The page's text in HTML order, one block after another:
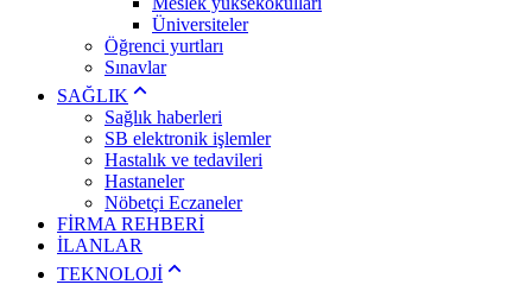
Üniversiteler
Öğrenci yurtları
Sınavlar
SAĞLIK
Sağlık haberleri
SB elektronik işlemler
Hastalık ve tedavileri
Hastaneler
Nöbetçi Eczaneler
FİRMA REHBERİ
İLANLAR
TEKNOLOJİ